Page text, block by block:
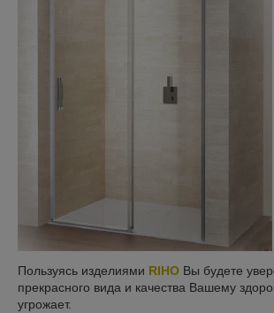
Пользуясь изделиями RIHO Вы будете
прекрасного вида и качества Вашему
угрожает.